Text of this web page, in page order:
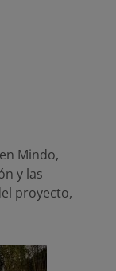
Mindo,
y las
proyecto,